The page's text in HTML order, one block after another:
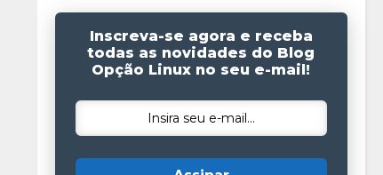
Inscreva-se agora e receba
todas as novidades do Blog
Opção Linux no seu e-mail!